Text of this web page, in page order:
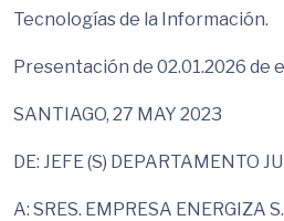
Tecnologías de la Información.
Presentación de 02.01.2026 de
SANTIAGO, 27 MAY 2023
DE: JEFE (S) DEPARTAMENTO
A: SRES. EMPRESA ENERGIZA